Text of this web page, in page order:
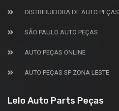
DISTRIBUIDORA DE AUTO PEÇAS
SÃO PAULO AUTO PEÇAS
AUTO PEÇAS ONLINE
AUTO PEÇAS SP ZONA LESTE
Lelo Auto Parts Peças